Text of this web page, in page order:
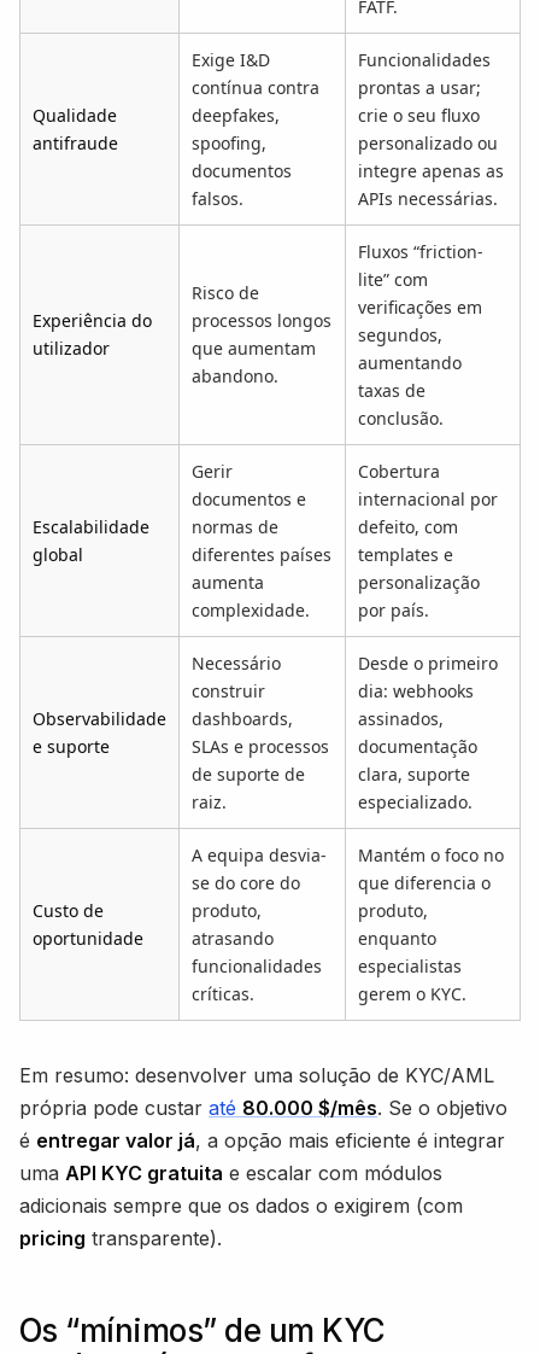
FATF.
Qualidade
antifraude
Exige I&D
contínua contra
deepfakes,
spoofing,
documentos
falsos.
Funcionalidades
prontas a usar;
crie o seu fluxo
personalizado ou
integre apenas as
APIs necessárias.
Experiência do
utilizador
Risco de
processos longos
que aumentam
abandono.
Fluxos “friction-
lite” com
verificações em
segundos,
aumentando
taxas de
conclusão.
Escalabilidade
global
Gerir
documentos e
normas de
diferentes países
aumenta
complexidade.
Cobertura
internacional por
defeito, com
templates e
personalização
por país.
Observabilidade
e suporte
Necessário
construir
dashboards,
SLAs e processos
de suporte de
raiz.
Desde o primeiro
dia: webhooks
assinados,
documentação
clara, suporte
especializado.
Custo de
oportunidade
A equipa desvia-
se do core do
produto,
atrasando
funcionalidades
críticas.
Mantém o foco no
que diferencia o
produto,
enquanto
especialistas
gerem o KYC.
Em resumo: desenvolver uma solução de KYC/AML
própria pode custar até 80.000 $/mês. Se o objetivo
é entregar valor já, a opção mais eficiente é integrar
uma API KYC gratuita e escalar com módulos
adicionais sempre que os dados o exigirem (com
pricing transparente).
Os “mínimos” de um KYC